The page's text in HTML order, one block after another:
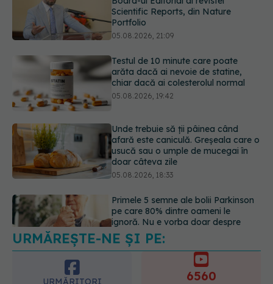
arăta dacă ai nevoie de statine,
chiar dacă ai colesterolul normal
05.08.2026, 19:42
Unde trebuie să ții pâinea când
afară este caniculă. Greșeala care o
usucă sau o umple de mucegai în
doar câteva zile
Primele 5 semne ale bolii Parkinson
pe care 80% dintre oameni le
ignoră. Nu e vorba doar despre
tremor
Gabriela Cristea, manifest pentru
respect și acceptare: Corpul
fiecăruia spune o poveste
05.08.2026, 21:23
URMĂREȘTE-NE ȘI PE:
URMĂRITORI
ABONAȚI